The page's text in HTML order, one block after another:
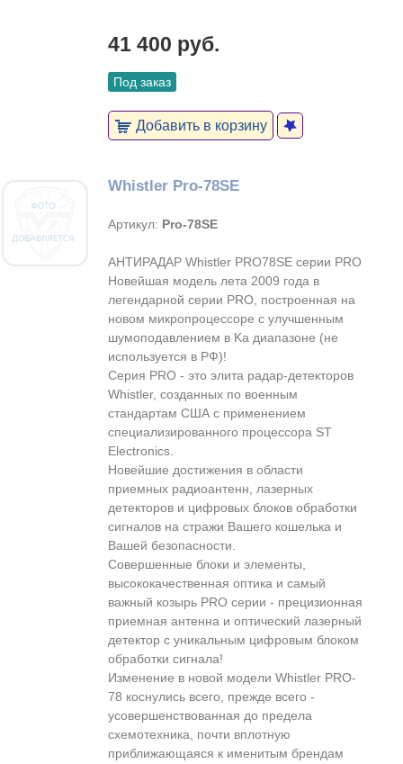
41 400 руб.
Под заказ
Добавить в корзину
Whistler Pro-78SE
Артикул: Pro-78SE
АНТИРАДАР Whistler PRO78SE серии PRO
Новейшая модель лета 2009 года в
легендарной серии PRO, построенная на
новом микропроцессоре с улучшенным
шумоподавлением в Ka диапазоне (не
используется в РФ)!
Серия PRO - это элита радар-детекторов
Whistler, созданных по военным
стандартам США с применением
специализированного процессора ST
Electronics.
Новейшие достижения в области
приемных радиоантенн, лазерных
детекторов и цифровых блоков обработки
сигналов на стражи Вашего кошелька и
Вашей безопасности.
Совершенные блоки и элементы,
высококачественная оптика и самый
важный козырь PRO серии - прецизионная
приемная антенна и оптический лазерный
детектор с уникальным цифровым блоком
обработки сигнала!
Изменение в новой модели Whistler PRO-
78 коснулись всего, прежде всего -
усовершенствованная до предела
схемотехника, почти вплотную
приближающаяся к именитым брендам